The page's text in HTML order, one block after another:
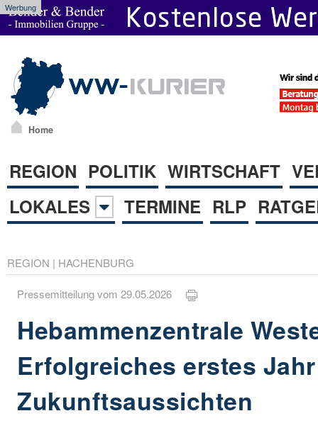
Werbung
Home
REGION POLITIK WIRTSCHAFT
LOKALES
TERMINE RLP
REGION | HACHENBURG
Pressemitteilung vom 29.05.2026
Hebammenzentrale
Erfolgreiches erstes
Zukunftsaussichten